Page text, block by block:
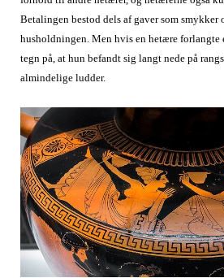
Betalingen bestod dels af gaver som smykker
husholdningen. Men hvis en hetære forlangte
tegn på, at hun befandt sig langt nede på
almindelige ludder.